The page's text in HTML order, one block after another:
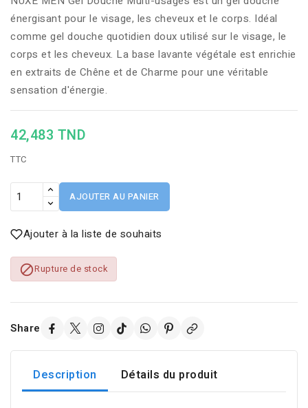
énergisant pour le visage, les cheveux et le corps. Idéal
comme gel douche quotidien doux utilisé sur le visage, le
corps et les cheveux. La base lavante végétale est enrichie
en extraits de Chêne et de Charme pour une véritable
sensation d'énergie.
42,483 TND
TTC
AJOUTER AU PANIER
Ajouter à la liste de souhaits
Rupture de stock
Share
Description Détails du produit